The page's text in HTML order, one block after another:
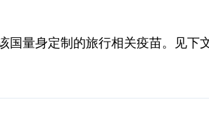
量身定制的旅行相关疫苗。见下